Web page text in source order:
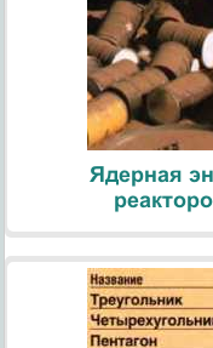
Ядерная